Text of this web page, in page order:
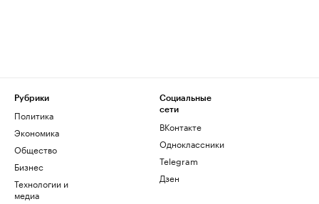
Рубрики
Политика
Экономика
Общество
Бизнес
Технологии и
медиа
Социальные
сети
ВКонтакте
Одноклассники
Telegram
Дзен